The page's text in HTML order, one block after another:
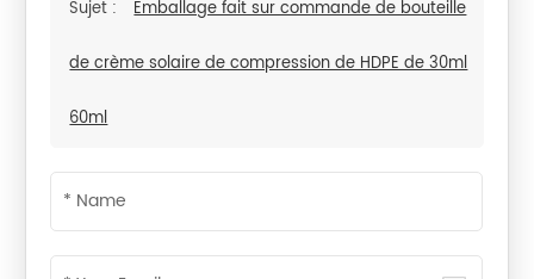
Sujet : Emballage fait sur commande de bouteille
de crème solaire de compression de HDPE de 30ml
60ml